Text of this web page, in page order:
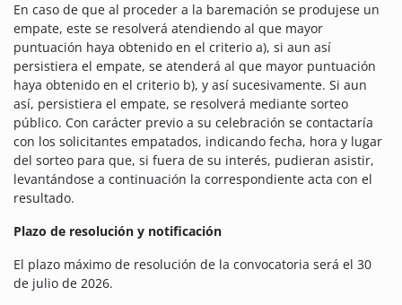
En caso de que al proceder a la baremación se produjese un
empate, este se resolverá atendiendo al que mayor
puntuación haya obtenido en el criterio a), si aun así
persistiera el empate, se atenderá al que mayor puntuación
haya obtenido en el criterio b), y así sucesivamente. Si aun
así, persistiera el empate, se resolverá mediante sorteo
público. Con carácter previo a su celebración se contactaría
con los solicitantes empatados, indicando fecha, hora y lugar
del sorteo para que, si fuera de su interés, pudieran asistir,
levantándose a continuación la correspondiente acta con el
resultado.
Plazo de resolución y notificación
El plazo máximo de resolución de la convocatoria será el 30
de julio de 2026.